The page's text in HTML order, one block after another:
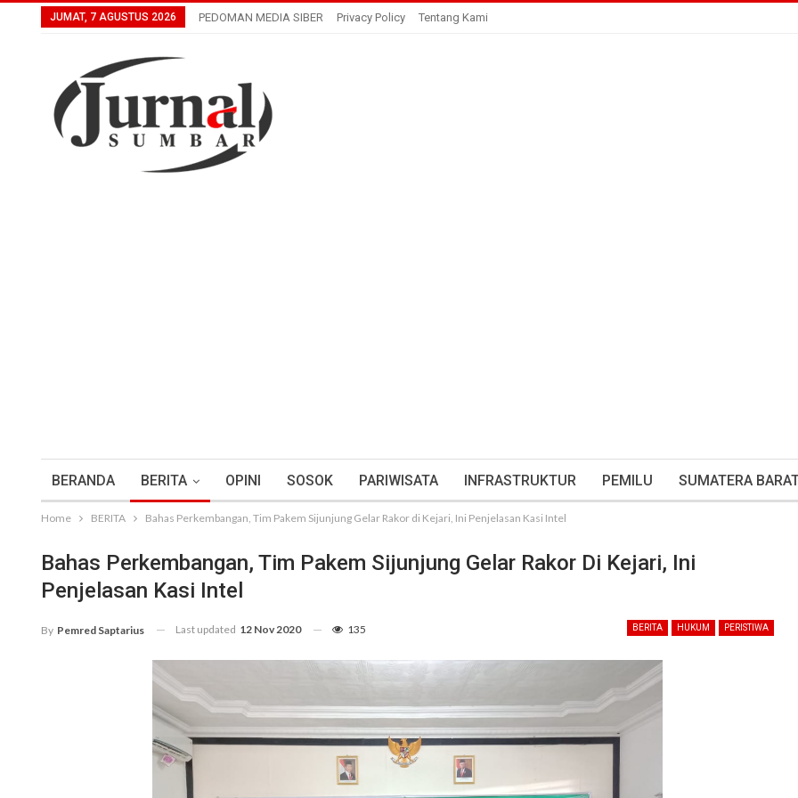
JUMAT, 7 AGUSTUS 2026 PEDOMAN MEDIA SIBER Privacy Policy Tentang Kami
BERANDA BERITA OPINI SOSOK PARIWISATA INFRASTRUKTUR PEMILU SUMATERA
Home BERITA Bahas Perkembangan, Tim Pakem Sijunjung Gelar Rakor di Kejari, Ini Penjelasan Kasi Intel
Bahas Perkembangan, Tim Pakem Sijunjung Gelar Rakor Di Kejari, Ini
Penjelasan Kasi Intel
BERITA HUKUM PERISTIWA
By Pemred Saptarius Last updated 12 Nov 2020 135